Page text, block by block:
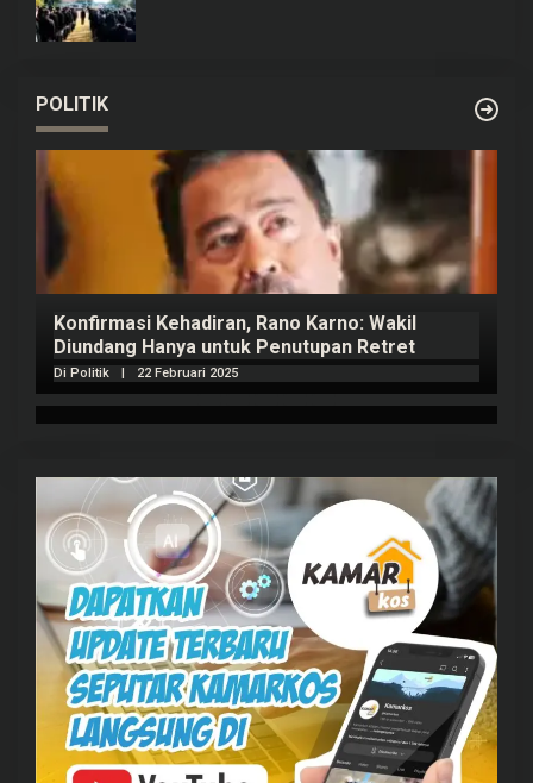
POLITIK
Konfirmasi Kehadiran, Rano Karno: Wakil
Diundang Hanya untuk Penutupan Retret
Di Politik 22 Februari 2025